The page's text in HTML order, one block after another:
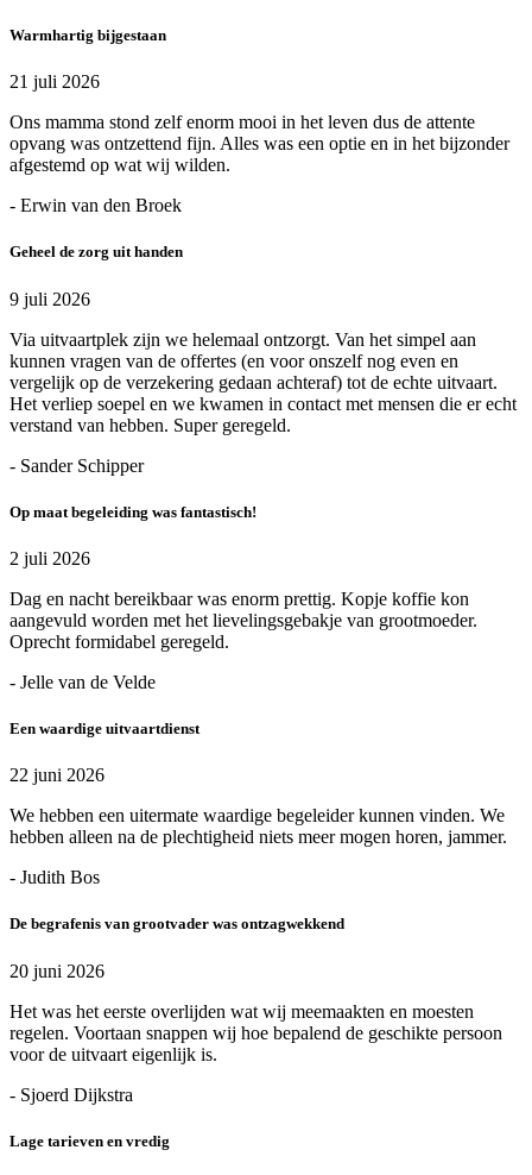
Warmhartig bijgestaan
21 juli 2026
Ons mamma stond zelf enorm mooi in het leven dus de attente
opvang was ontzettend fijn. Alles was een optie en in het bijzonder
afgestemd op wat wij wilden.
- Erwin van den Broek
Geheel de zorg uit handen
9 juli 2026
Via uitvaartplek zijn we helemaal ontzorgt. Van het simpel aan
kunnen vragen van de offertes (en voor onszelf nog even en
vergelijk op de verzekering gedaan achteraf) tot de echte uitvaart.
Het verliep soepel en we kwamen in contact met mensen die er echt
verstand van hebben. Super geregeld.
- Sander Schipper
Op maat begeleiding was fantastisch!
2 juli 2026
Dag en nacht bereikbaar was enorm prettig. Kopje koffie kon
aangevuld worden met het lievelingsgebakje van grootmoeder.
Oprecht formidabel geregeld.
- Jelle van de Velde
Een waardige uitvaartdienst
22 juni 2026
We hebben een uitermate waardige begeleider kunnen vinden. We
hebben alleen na de plechtigheid niets meer mogen horen, jammer.
- Judith Bos
De begrafenis van grootvader was ontzagwekkend
20 juni 2026
Het was het eerste overlijden wat wij meemaakten en moesten
regelen. Voortaan snappen wij hoe bepalend de geschikte persoon
voor de uitvaart eigenlijk is.
- Sjoerd Dijkstra
Lage tarieven en vredig